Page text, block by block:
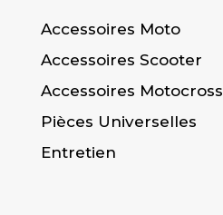
Accessoires Moto
Accessoires Scooter
Accessoires Motocross
Pièces Universelles
Entretien